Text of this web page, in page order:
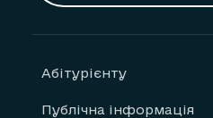
Абітурієнту
Публічна інформація